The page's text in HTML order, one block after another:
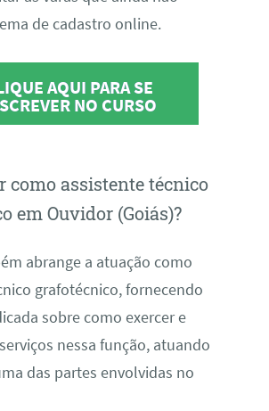
de cadastro online.
AQUI PARA SE
NO CURSO
como assistente técnico
em Ouvidor (Goiás)?
abrange a atuação como
grafotécnico, fornecendo
sobre como exercer e
nessa função, atuando
das partes envolvidas no